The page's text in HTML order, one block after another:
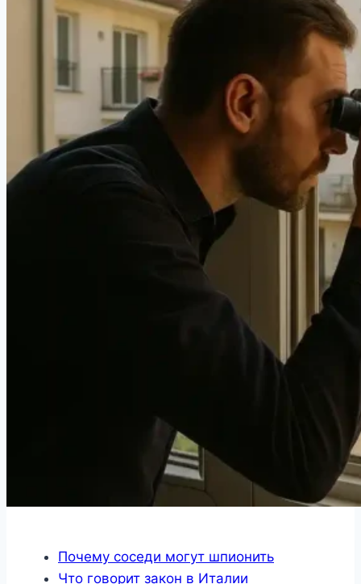
Почему соседи могут шпионить
Что говорит закон в Италии